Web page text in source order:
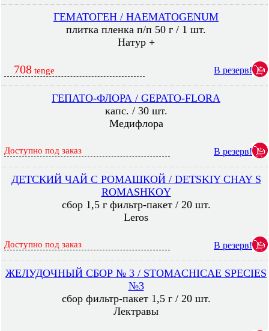
ГЕМАТОГЕН / HAEMATOGENUM
плитка пленка п/п 50 г / 1 шт.
Натур +
708 tenge В резерв!
ГЕПАТО-ФЛОРА / GEPATO-FLORA
капс. / 30 шт.
Медифлора
Доступно под заказ В резерв!
ДЕТСКИЙ ЧАЙ С РОМАШКОЙ / DETSKIY CHAY S
ROMASHKOY
сбор 1,5 г фильтр-пакет / 20 шт.
Leros
Доступно под заказ В резерв!
ЖЕЛУДОЧНЫЙ СБОР № 3 / STOMACHICAE SPECIES
№3
сбор фильтр-пакет 1,5 г / 20 шт.
Лектравы